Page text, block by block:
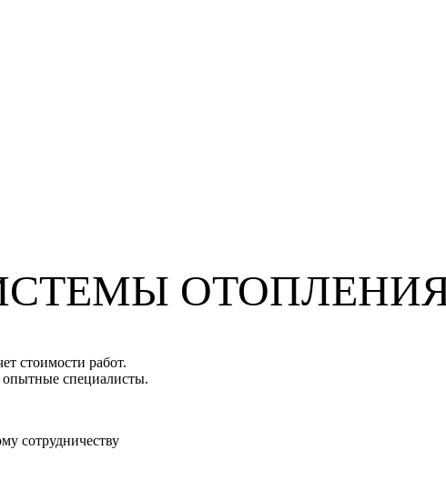
стоимости работ.
опытные специалисты.